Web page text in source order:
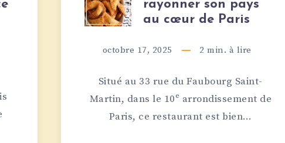
:
UN
CHEF
TOGOLAIS
FAIT
rayonner son pays
au cœur de Paris
octobre 17, 2025 2 min. à lire
Situé au 33 rue du Faubourg Saint-
Martin, dans le 10ᵉ arrondissement de
Paris, ce restaurant est bien…